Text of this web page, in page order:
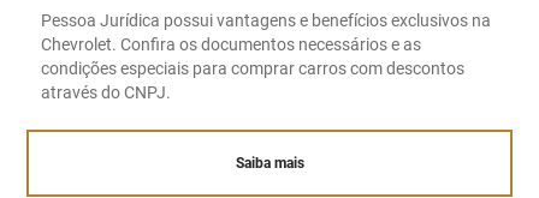
Pessoa Jurídica possui vantagens e benefícios exclusivos na
Chevrolet. Confira os documentos necessários e as
condições especiais para comprar carros com descontos
através do CNPJ.
Saiba mais